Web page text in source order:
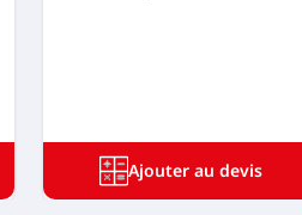
Ajouter au devis